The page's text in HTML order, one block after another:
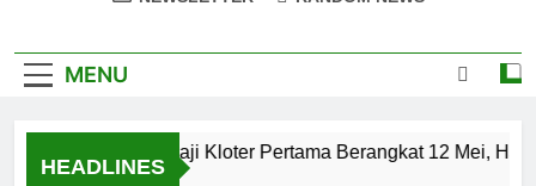
MENU
HEADLINES
Calon Jemaah Haji Kloter Pertama Berangkat 12 Mei, Hati-